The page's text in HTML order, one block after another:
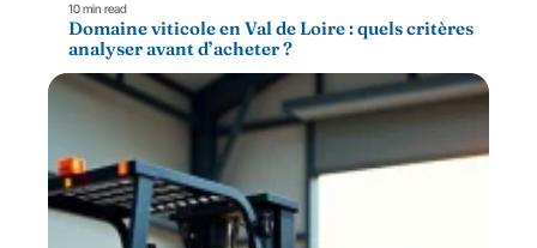
10 min read
Domaine viticole en Val de Loire : quels critères
analyser avant d’acheter ?